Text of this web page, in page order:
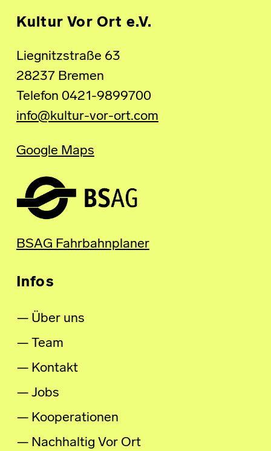
Kultur Vor Ort e.V.
Liegnitzstraße 63
28237 Bremen
Telefon 0421-9899700
info@kultur-vor-ort.com
Google Maps
BSAG Fahrbahnplaner
Infos
Über uns
Team
Kontakt
Jobs
Kooperationen
Nachhaltig Vor Ort